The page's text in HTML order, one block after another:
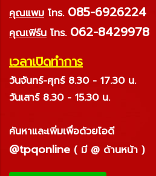
คุณแพม โทร. 085-6926224
คุณเฟิร์น โทร. 062-8429978
เวลาเปิดทำการ
วันจันทร์-ศุกร์ 8.30 - 17.30 น.
วันเสาร์ 8.30 - 15.30 น.
ค้นหาและเพิ่มเพื่อด้วยไอดี
@tpqonline ( มี @ ด้านหน้า )